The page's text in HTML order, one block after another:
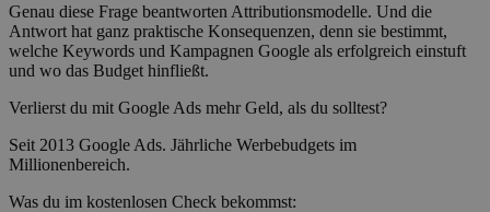
Genau diese Frage beantworten Attributionsmodelle. Und die
Antwort hat ganz praktische Konsequenzen, denn sie bestimmt,
welche Keywords und Kampagnen Google als erfolgreich einstuft
und wo das Budget hinfließt.
Verlierst du mit Google Ads mehr Geld, als du solltest?
Seit 2013 Google Ads. Jährliche Werbebudgets im
Millionenbereich.
Was du im kostenlosen Check bekommst: